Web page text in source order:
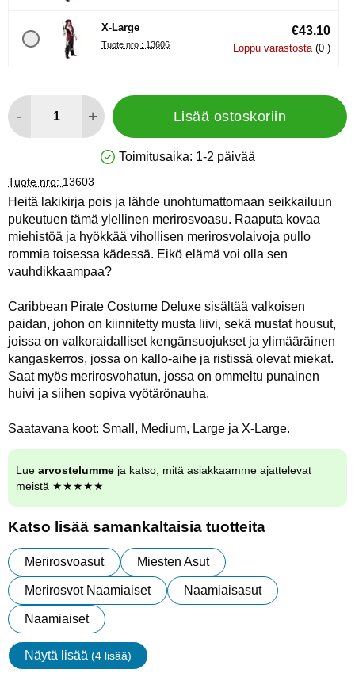
X-Large
Tuote nro : 13606
€43.10
Loppu varastosta (0 )
- + Lisää ostoskoriin
Saatavuus: Varastossa
Toimitusaika: 1-2 päivää
Tuote nro: 13603
Heitä lakikirja pois ja lähde unohtumattomaan seikkailuun
pukeutuen tämä ylellinen merirosvoasu. Raaputa kovaa
miehistöä ja hyökkää vihollisen merirosvolaivoja pullo
rommia toisessa kädessä. Eikö elämä voi olla sen
vauhdikkaampaa?
Caribbean Pirate Costume Deluxe sisältää valkoisen
paidan, johon on kiinnitetty musta liivi, sekä mustat housut,
joissa on valkoraidalliset kengänsuojukset ja ylimääräinen
kangaskerros, jossa on kallo-aihe ja ristissä olevat miekat.
Saat myös merirosvohatun, jossa on ommeltu punainen
huivi ja siihen sopiva vyötärönauha.
Saatavana koot: Small, Medium, Large ja X-Large.
Lue arvostelumme ja katso, mitä asiakkaamme ajattelevat
meistä ★★★★★
Katso lisää samankaltaisia tuotteita
Merirosvoasut Miesten Asut
Merirosvot Naamiaiset Naamiaisasut
Naamiaiset
Näytä lisää (4 lisää)
ominaisuudet